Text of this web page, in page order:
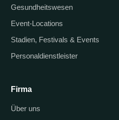
Gesundheitswesen
Event-Locations
Stadien, Festivals & Events
Personaldienstleister
Firma
Über uns